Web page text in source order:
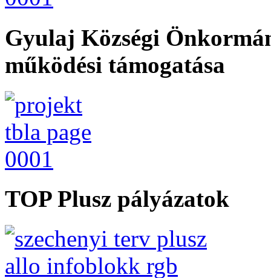
Gyulaj Községi
működési támogatása
TOP Plusz pályázatok